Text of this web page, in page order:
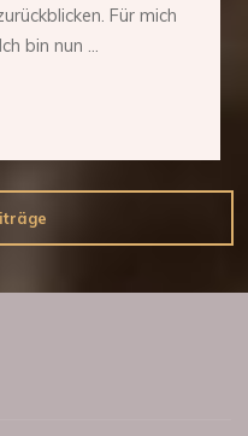
Für mich
bin nun …